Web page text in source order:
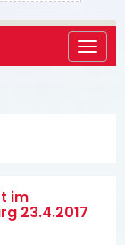
im
23.4.2017